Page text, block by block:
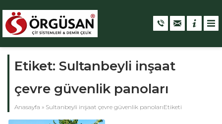
Etiket: Sultanbeyli inşaat
çevre güvenlik panoları
Anasayfa » Sultanbeyli inşaat çevre güvenlik panolarıEtiketi